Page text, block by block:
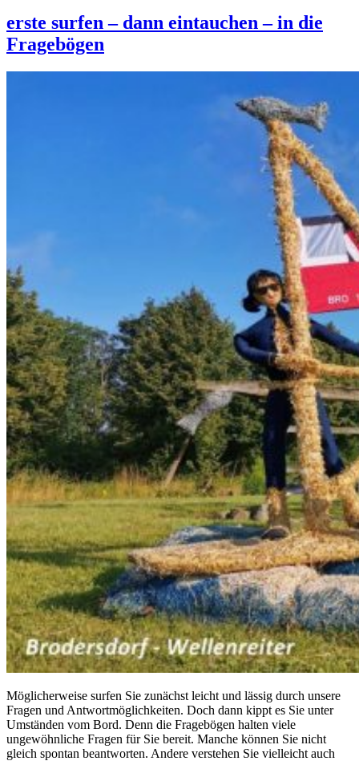
erste surfen – dann eintauchen – in die
Fragebögen
Möglicherweise surfen Sie zunächst leicht und lässig durch unsere
Fragen und Antwortmöglichkeiten. Doch dann kippt es Sie unter
Umständen vom Bord. Denn die Fragebögen halten viele
ungewöhnliche Fragen für Sie bereit. Manche können Sie nicht
gleich spontan beantworten. Andere verstehen Sie vielleicht auch